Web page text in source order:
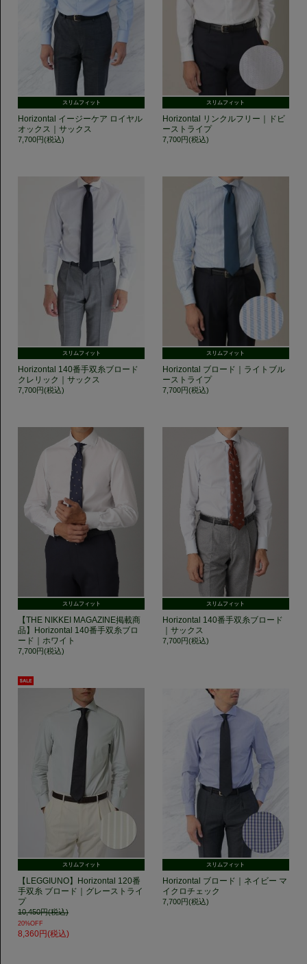
スリムフィット
Horizontal イージーケア ロイヤル
オックス｜サックス
7,700円(税込)
スリムフィット
Horizontal リンクルフリー｜ドビ
ーストライプ
7,700円(税込)
スリムフィット
Horizontal 140番手双糸ブロード
クレリック｜サックス
7,700円(税込)
スリムフィット
Horizontal ブロード｜ライトブル
ーストライプ
7,700円(税込)
スリムフィット
【THE NIKKEI MAGAZINE掲載商
品】Horizontal 140番手双糸ブロ
ード｜ホワイト
7,700円(税込)
スリムフィット
Horizontal 140番手双糸ブロード
｜サックス
7,700円(税込)
スリムフィット
【LEGGIUNO】Horizontal 120番
手双糸 ブロード｜グレーストライ
プ
10,450円(税込)
20%OFF
8,360円(税込)
スリムフィット
Horizontal ブロード｜ネイビー マ
イクロチェック
7,700円(税込)